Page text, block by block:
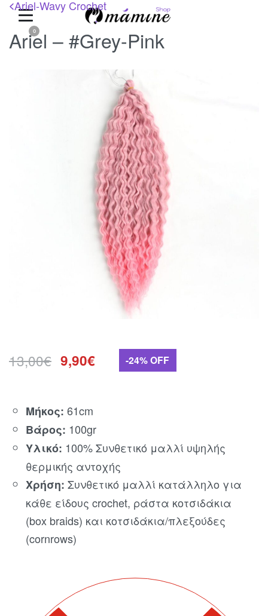
0
<Ariel-Wavy Crochet
Ariel – #Grey-Pink
13,00€ 9,90€ -24% OFF
Μήκος: 61cm
Βάρος: 100gr
Υλικό: 100% Συνθετικό μαλλί υψηλής
θερμικής αντοχής
Χρήση: Συνθετικό μαλλί κατάλληλο για
κάθε είδους crochet, ράστα κοτσιδάκια
(box braids) και κοτσιδάκια/πλεξούδες
(cornrows)